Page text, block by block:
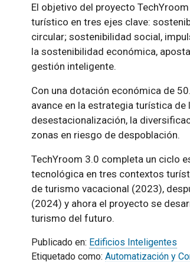
El objetivo del proyecto
turístico en tres ejes clave:
circular; sostenibilidad social,
la sostenibilidad económica,
gestión inteligente.
Con una dotación económica de
avance en la estrategia turística de
desestacionalización, la
zonas en riesgo de despoblación.
TechYroom 3.0 completa un ciclo
tecnológica en tres contextos
de turismo vacacional (2023),
(2024) y ahora el proyecto se
turismo del futuro.
Publicado en: Edificios Inteligentes
Etiquetado como: Automatización y